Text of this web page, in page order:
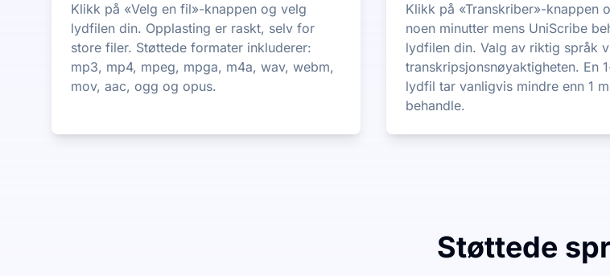
Klikk på «Velg en fil»-knappen og velg
lydfilen din. Opplasting er raskt, selv for
store filer. Støttede formater inkluderer:
mp3, mp4, mpeg, mpga, m4a, wav, webm,
mov, aac, ogg og opus.
Klikk på «Transkriber»-knappen
noen minutter mens UniScribe
lydfilen din. Valg av riktig språk
transkripsjonsnøyaktigheten. En
lydfil tar vanligvis mindre enn 1
behandle.
Støttede